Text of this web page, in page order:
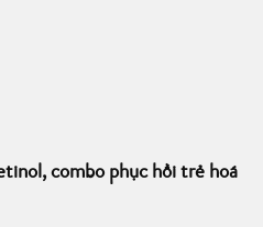
combo phục hồi trẻ hoá